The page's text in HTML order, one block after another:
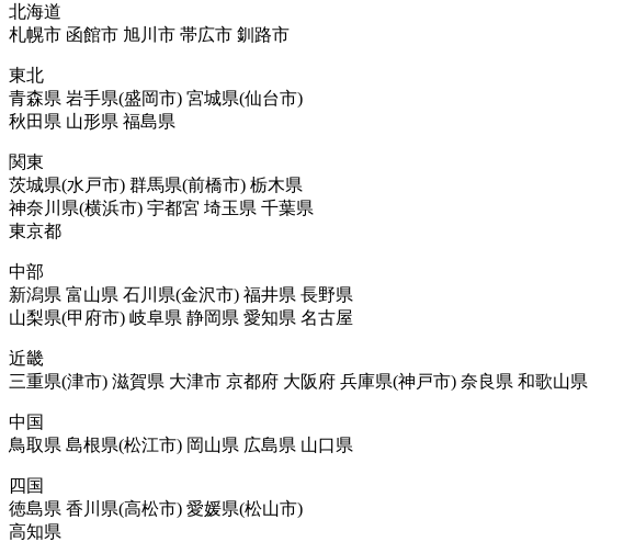
北海道
札幌市 函館市 旭川市 帯広市 釧路市
東北
青森県 岩手県(盛岡市) 宮城県(仙台市)
秋田県 山形県 福島県
関東
茨城県(水戸市) 群馬県(前橋市) 栃木県
神奈川県(横浜市) 宇都宮 埼玉県 千葉県
東京都
中部
新潟県 富山県 石川県(金沢市) 福井県 長野県
山梨県(甲府市) 岐阜県 静岡県 愛知県 名古屋
近畿
三重県(津市) 滋賀県 大津市 京都府 大阪府 兵庫県(神戸市) 奈良県 和歌山県
中国
鳥取県 島根県(松江市) 岡山県 広島県 山口県
四国
徳島県 香川県(高松市) 愛媛県(松山市)
高知県